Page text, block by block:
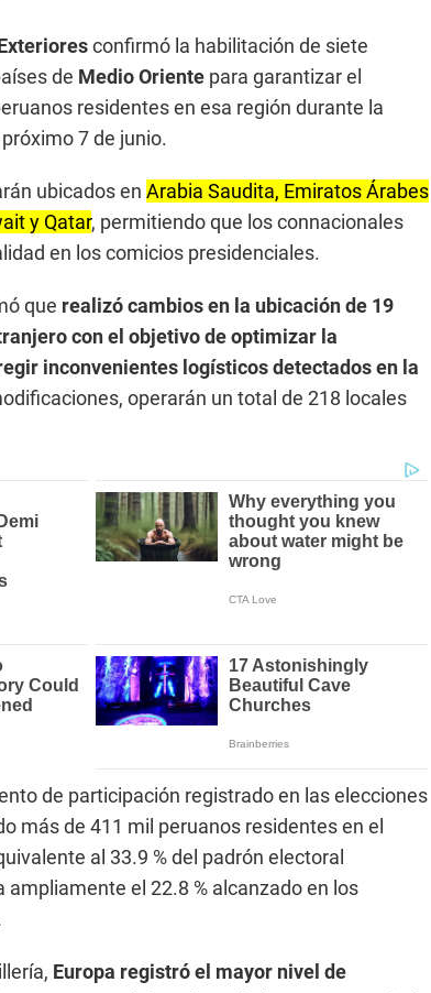
confirmó la habilitación de siete
de Medio Oriente para garantizar el
residentes en esa región durante la
7 de junio.
ubicados en Arabia Saudita, Emiratos Árabes
y Qatar, permitiendo que los connacionales
en los comicios presidenciales.
que realizó cambios en la ubicación de 19
con el objetivo de optimizar la
inconvenientes logísticos detectados en la
operarán un total de 218 locales
de participación registrado en las elecciones
más de 411 mil peruanos residentes en el
al 33.9 % del padrón electoral
el 22.8 % alcanzado en los
Europa registró el mayor nivel de